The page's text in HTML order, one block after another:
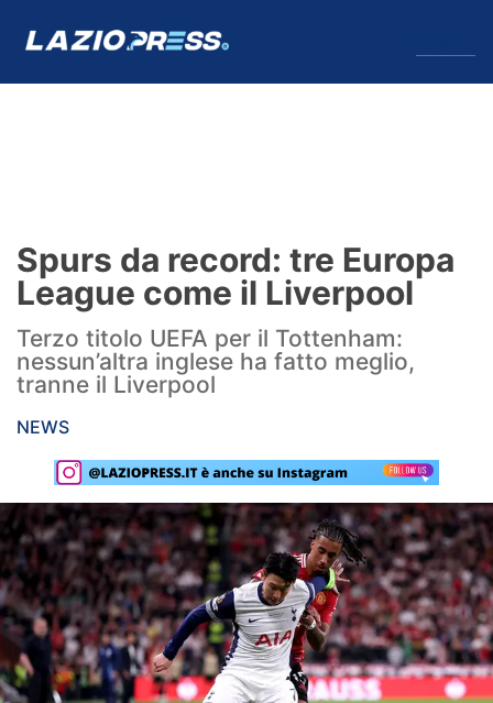
Formello
Infortuni
Primavera
Calciomercato
Lazio Women
Rassegna Lazio
Social
Calcio
Serie A
Spurs da record: tre Europa
League come il Liverpool
Terzo titolo UEFA per il Tottenham:
nessun’altra inglese ha fatto meglio,
tranne il Liverpool
NEWS